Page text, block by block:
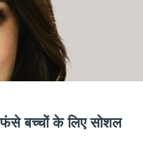
फंसे बच्चों के लिए सोशल